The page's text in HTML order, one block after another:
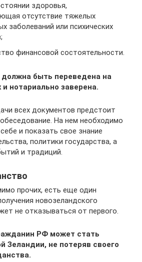
здоровья,
отсутствие тяжелых
заболеваний или психических
финансовой состоятельности.
быть переведена на
нотариально заверена.
всех документов предстоит
На нем необходимо
и показать свое знание
политики государства, а
и традиций.
прочих, есть еще один
новозеландского
не отказываться от первого.
РФ может стать
Зеландии, не потеряв своего